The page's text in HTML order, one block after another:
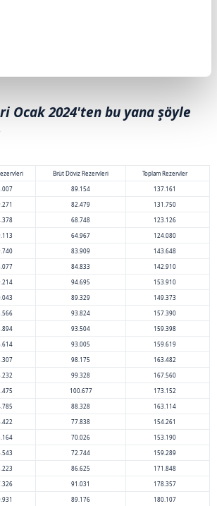
Ocak 2024'ten bu yana şöyle
Brüt Döviz Rezervleri
Toplam Rezervler
89.154
137.161
82.479
131.750
68.748
123.126
64.967
124.080
83.909
143.648
84.833
142.910
94.695
153.910
89.329
149.373
93.824
157.390
93.504
159.398
93.005
159.619
98.175
163.482
99.328
167.560
100.677
173.152
88.328
163.114
77.838
154.261
70.026
153.190
72.744
159.289
86.625
171.848
91.031
178.357
89.176
180.107